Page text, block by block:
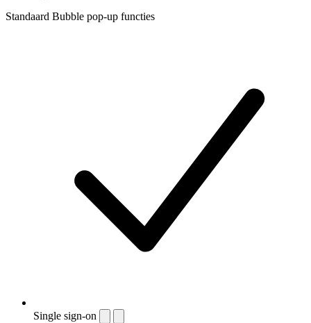
Standaard Bubble pop-up functies
Single sign-on